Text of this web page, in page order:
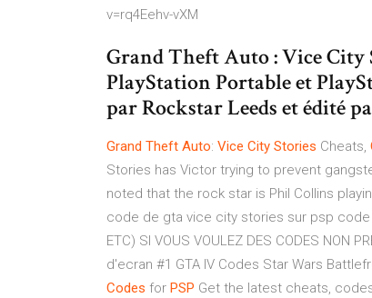
v=rq4Eehv-vXM
Grand Theft Auto : Vice City
PlayStation Portable et
par Rockstar Leeds et édité
Grand Theft Auto: Vice City Stories Cheats,
Stories has Victor trying to prevent
noted that the rock star is Phil Collins
code de gta vice city stories sur psp code
ETC) SI VOUS VOULEZ DES CODES NON
d'ecran #1 GTA IV Codes Star Wars
Codes for PSP Get the latest cheats,